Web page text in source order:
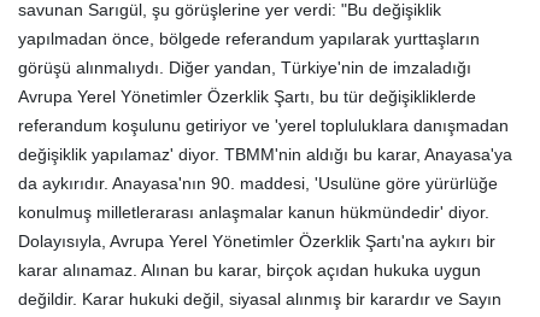
savunan Sarıgül, şu görüşlerine yer verdi: "Bu değişiklik
yapılmadan önce, bölgede referandum yapılarak yurttaşların
görüşü alınmalıydı. Diğer yandan, Türkiye'nin de imzaladığı
Avrupa Yerel Yönetimler Özerklik Şartı, bu tür değişikliklerde
referandum koşulunu getiriyor ve 'yerel topluluklara danışmadan
değişiklik yapılamaz' diyor. TBMM'nin aldığı bu karar, Anayasa'ya
da aykırıdır. Anayasa'nın 90. maddesi, 'Usulüne göre yürürlüğe
konulmuş milletlerarası anlaşmalar kanun hükmündedir' diyor.
Dolayısıyla, Avrupa Yerel Yönetimler Özerklik Şartı'na aykırı bir
karar alınamaz. Alınan bu karar, birçok açıdan hukuka uygun
değildir. Karar hukuki değil, siyasal alınmış bir karardır ve Sayın